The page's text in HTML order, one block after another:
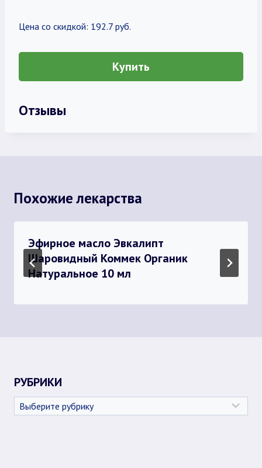
Цена со скидкой: 192.7 руб.
Купить
Отзывы
Похожие лекарства
Эфирное масло Эвкалипт
Шаровидный Коммек Органик
Натуральное 10 мл
РУБРИКИ
Рубрики